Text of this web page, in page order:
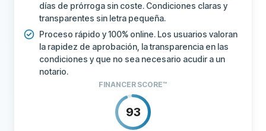
días de prórroga sin coste. Condiciones claras y
transparentes sin letra pequeña.
Proceso rápido y 100% online. Los usuarios valoran
la rapidez de aprobación, la transparencia en las
condiciones y que no sea necesario acudir a un
notario.
FINANCER SCORE™
93